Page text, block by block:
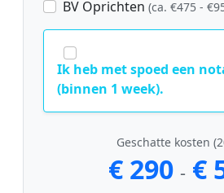
BV Oprichten (ca. €475 -
Ik heb met spoed een
(binnen 1 week).
Geschatte kosten
€ 290 - €